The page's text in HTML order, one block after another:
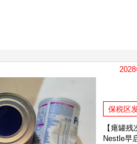
保税区
【瘪罐
Nestle早